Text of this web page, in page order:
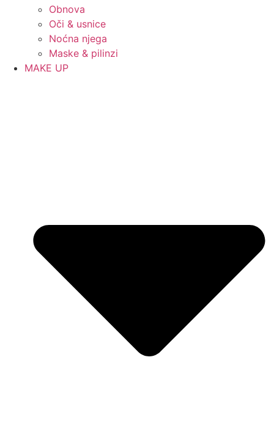
Obnova
Oči & usnice
Noćna njega
Maske & pilinzi
MAKE UP